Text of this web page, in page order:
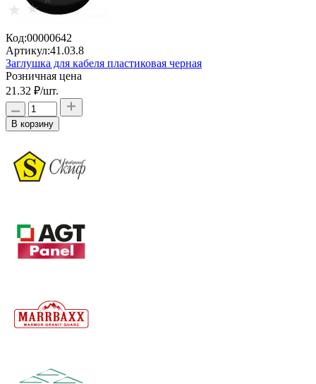
Код:00000642
Артикул:41.03.8
Заглушка для кабеля пластиковая черная
Розничная цена
21.32 ₽/шт.
В корзину